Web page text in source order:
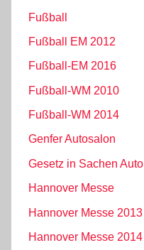
Fußball
Fußball EM 2012
Fußball-EM 2016
Fußball-WM 2010
Fußball-WM 2014
Genfer Autosalon
Gesetz in Sachen Auto
Hannover Messe
Hannover Messe 2013
Hannover Messe 2014